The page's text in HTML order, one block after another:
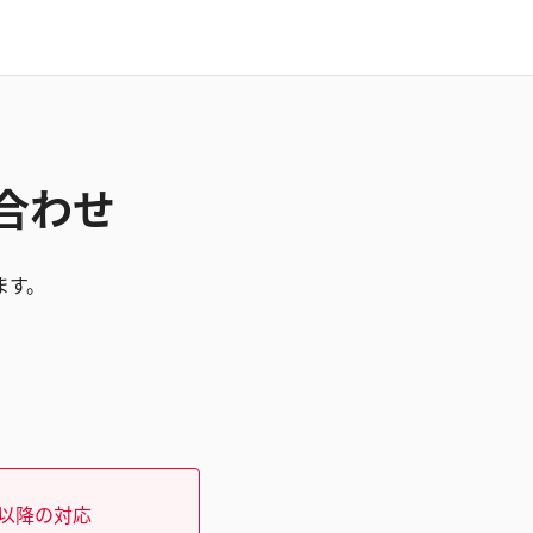
わせ
。
降の対応